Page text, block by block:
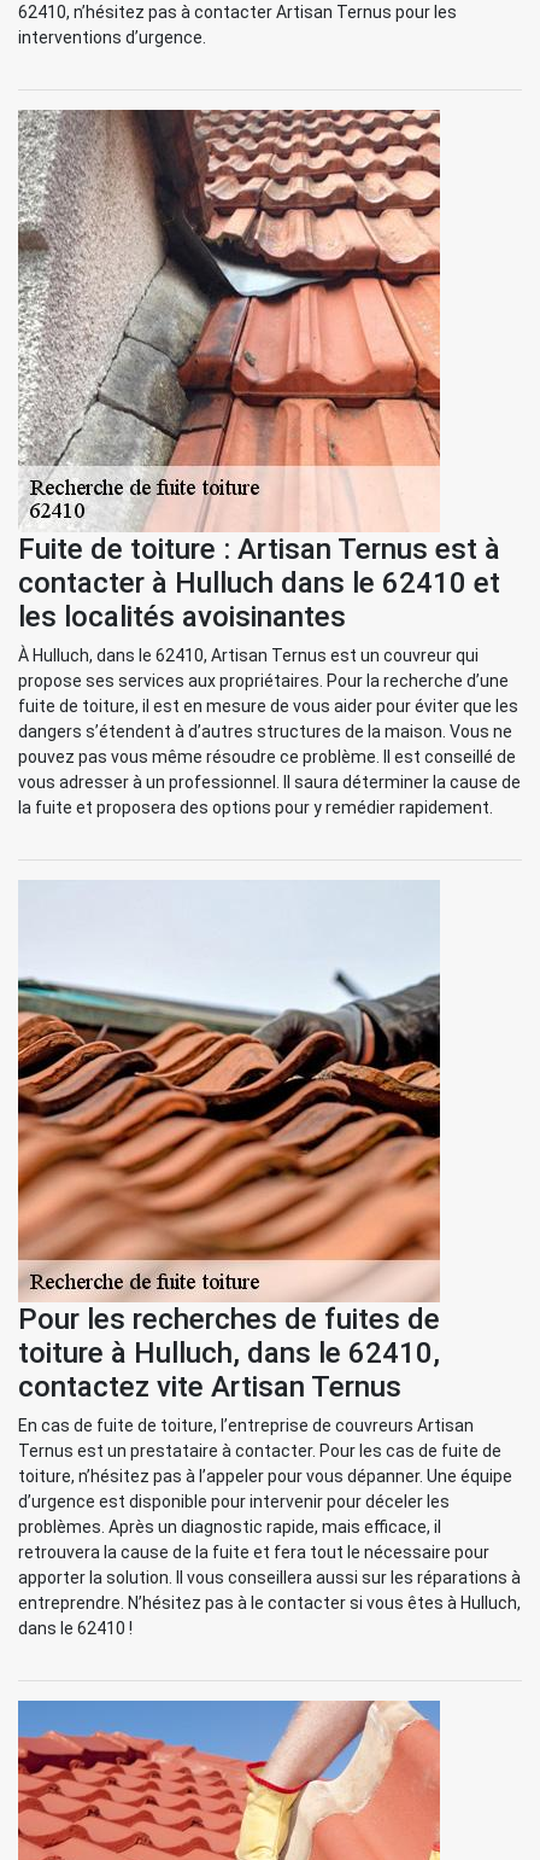
62410, n’hésitez pas à contacter Artisan Ternus pour les
interventions d’urgence.
Fuite de toiture : Artisan Ternus est à
contacter à Hulluch dans le 62410 et
les localités avoisinantes
À Hulluch, dans le 62410, Artisan Ternus est un couvreur qui
propose ses services aux propriétaires. Pour la recherche d’une
fuite de toiture, il est en mesure de vous aider pour éviter que les
dangers s’étendent à d’autres structures de la maison. Vous ne
pouvez pas vous même résoudre ce problème. Il est conseillé de
vous adresser à un professionnel. Il saura déterminer la cause de
la fuite et proposera des options pour y remédier rapidement.
Pour les recherches de fuites de
toiture à Hulluch, dans le 62410,
contactez vite Artisan Ternus
En cas de fuite de toiture, l’entreprise de couvreurs Artisan
Ternus est un prestataire à contacter. Pour les cas de fuite de
toiture, n’hésitez pas à l’appeler pour vous dépanner. Une équipe
d’urgence est disponible pour intervenir pour déceler les
problèmes. Après un diagnostic rapide, mais efficace, il
retrouvera la cause de la fuite et fera tout le nécessaire pour
apporter la solution. Il vous conseillera aussi sur les réparations à
entreprendre. N’hésitez pas à le contacter si vous êtes à Hulluch,
dans le 62410 !